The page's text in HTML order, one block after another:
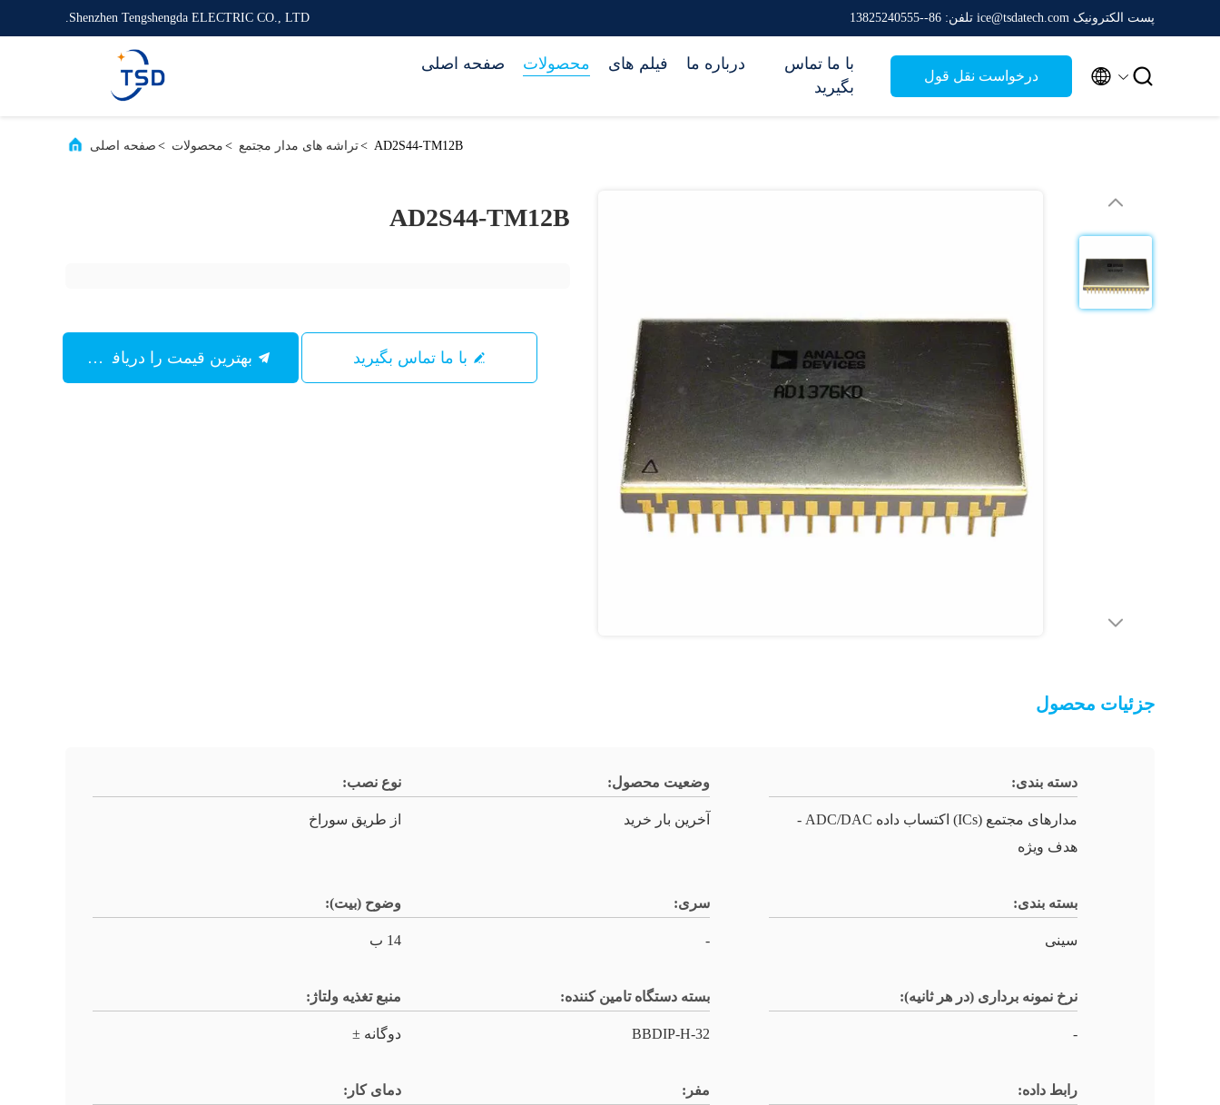
Shenzhen Tengshengda ELECTRIC CO., LTD. پست الکترونیک ice@tsdatech.com تلفن: 86--13825240555
صفحه اصلی محصولات فیلم های درباره ما
با ما تماس
بگیرید
درخواست نقل قول  
صفحه اصلی > محصولات > تراشه های مدار مجتمع> AD2S44-TM12B
AD2S44-TM12B
با ما تماس بگیرید
جزئیات محصول
دسته بندی:
مدارهای مجتمع (ICs) اکتساب داده ADC/DAC -
هدف ویژه
وضعیت محصول:
آخرین بار خرید
نوع نصب:
از طریق سوراخ
بسته بندی:
سینی
سری:
-
وضوح (بیت):
14 ب
نرخ نمونه برداری (در هر ثانیه):
-
بسته دستگاه تامین کننده:
32-BBDIP-H
منبع تغذیه ولتاژ:
دوگانه ±
رابط داده: مفر: دمای کار: